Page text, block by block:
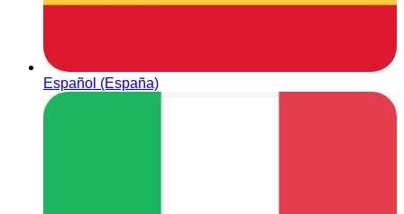
Español (España)